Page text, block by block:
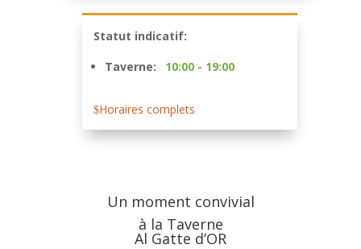
Statut indicatif:
Taverne:
10:00 - 19:00
Horaires complets
Un moment convivial
à la Taverne
Al Gatte d’OR